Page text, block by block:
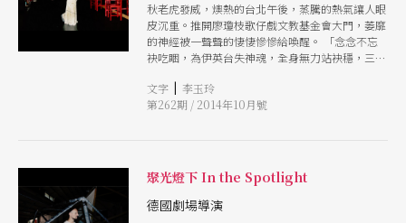
秋老虎發威，燠熱的台北午後，蒸騰的熱氣讓人眼
皮沉重。推開廖瓊枝歌仔戲文教基金會大門，萎靡
的神經被一聲聲的悽悽慘慘給喚醒。 「念念不忘
袂吃睏，為伊英台失神魂，全身無力站袂穩，三頓
情無望的悲嘆，酸到人的骨子裡。 這聲音出自歌
仔戲界最會哭的女人、「第一苦旦」廖瓊枝。為了
以《陶侃賢母》封箱演出，揮別歌仔戲舞台。五年
來，可沒過著閒適的退休生活，七十九高齡的她，
每天開著車奔波趕場，教學、演講、開會、為學生
文字 | 李玉玲
第262期 / 2014年10月號
聚光燈下 In the Spotlight
德國劇場導演